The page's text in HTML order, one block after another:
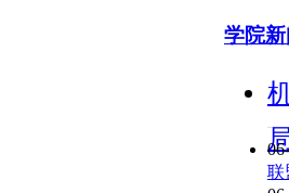
学院新
联